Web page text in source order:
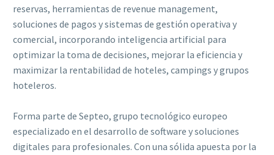
reservas, herramientas de revenue management,
soluciones de pagos y sistemas de gestión operativa y
comercial, incorporando inteligencia artificial para
optimizar la toma de decisiones, mejorar la eficiencia y
maximizar la rentabilidad de hoteles, campings y grupos
hoteleros.
Forma parte de Septeo, grupo tecnológico europeo
especializado en el desarrollo de software y soluciones
digitales para profesionales. Con una sólida apuesta por la